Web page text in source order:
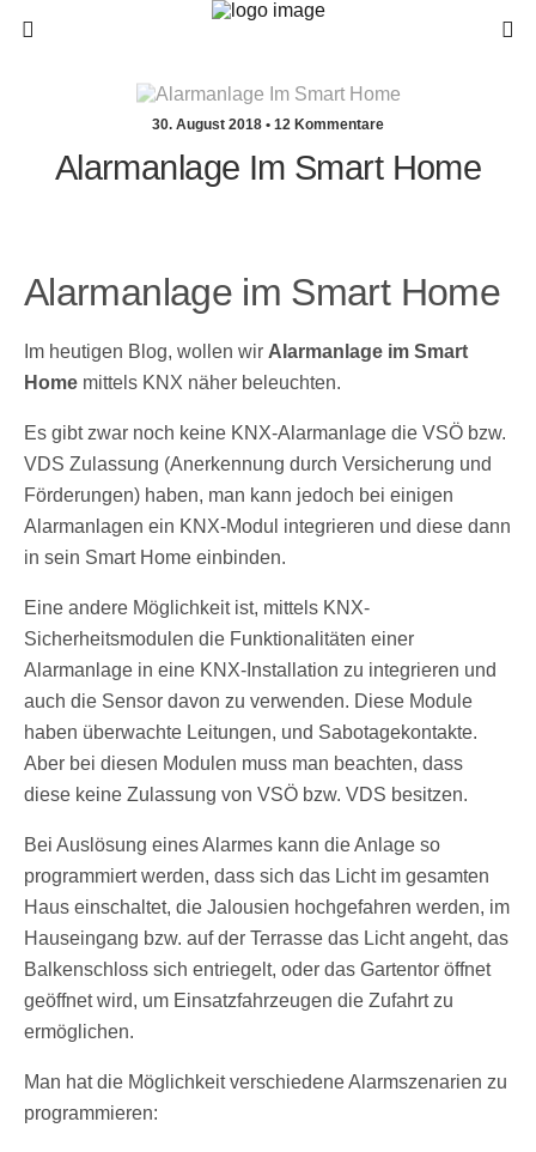
30. August 2018 • 12 Kommentare
Alarmanlage Im Smart Home
Alarmanlage im Smart Home
Im heutigen Blog, wollen wir Alarmanlage im Smart
Home mittels KNX näher beleuchten.
Es gibt zwar noch keine KNX-Alarmanlage die VSÖ bzw.
VDS Zulassung (Anerkennung durch Versicherung und
Förderungen) haben, man kann jedoch bei einigen
Alarmanlagen ein KNX-Modul integrieren und diese dann
in sein Smart Home einbinden.
Eine andere Möglichkeit ist, mittels KNX-
Sicherheitsmodulen die Funktionalitäten einer
Alarmanlage in eine KNX-Installation zu integrieren und
auch die Sensor davon zu verwenden. Diese Module
haben überwachte Leitungen, und Sabotagekontakte.
Aber bei diesen Modulen muss man beachten, dass
diese keine Zulassung von VSÖ bzw. VDS besitzen.
Bei Auslösung eines Alarmes kann die Anlage so
programmiert werden, dass sich das Licht im gesamten
Haus einschaltet, die Jalousien hochgefahren werden, im
Hauseingang bzw. auf der Terrasse das Licht angeht, das
Balkenschloss sich entriegelt, oder das Gartentor öffnet
geöffnet wird, um Einsatzfahrzeugen die Zufahrt zu
ermöglichen.
Man hat die Möglichkeit verschiedene Alarmszenarien zu
programmieren: